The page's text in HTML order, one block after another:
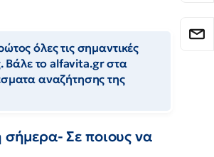
όλες τις σημαντικές
Βάλε το alfavita.gr στα
αναζήτησης της
σήμερα- Σε ποιους να